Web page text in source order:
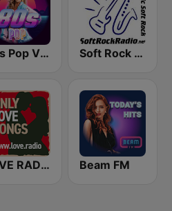
80s Pop Vibes Soft Rock Radio
LOVE RADIO www.LOVE.radio Beam FM